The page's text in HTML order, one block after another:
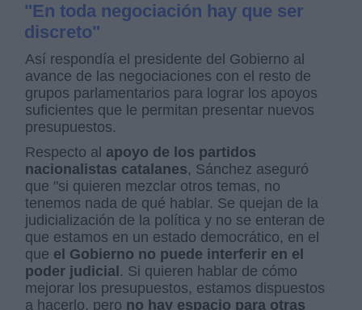
"En toda negociación hay que ser
discreto"
Así respondía el presidente del Gobierno al
avance de las negociaciones con el resto de
grupos parlamentarios para lograr los apoyos
suficientes que le permitan presentar nuevos
presupuestos.
Respecto al apoyo de los partidos
nacionalistas catalanes, Sánchez aseguró
que "si quieren mezclar otros temas, no
tenemos nada de qué hablar. Se quejan de la
judicialización de la política y no se enteran de
que estamos en un estado democrático, en el
que el Gobierno no puede interferir en el
poder judicial . Si quieren hablar de cómo
mejorar los presupuestos, estamos dispuestos
a hacerlo, pero no hay espacio para otras